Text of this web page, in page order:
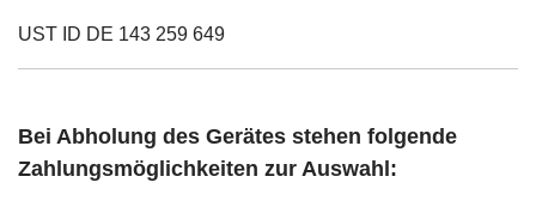
UST ID DE 143 259 649
Bei Abholung des Gerätes stehen folgende
Zahlungsmöglichkeiten zur Auswahl: